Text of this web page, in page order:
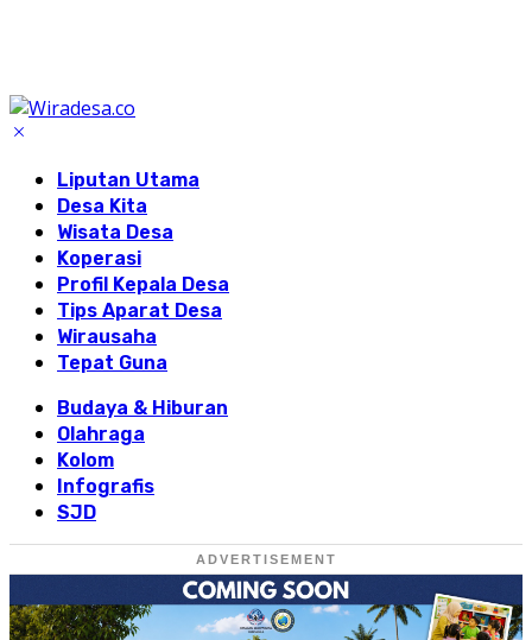
Liputan Utama
Desa Kita
Wisata Desa
Koperasi
Profil Kepala Desa
Tips Aparat Desa
Wirausaha
Tepat Guna
Budaya & Hiburan
Olahraga
Kolom
Infografis
SJD
ADVERTISEMENT